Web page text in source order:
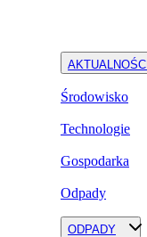
AKTUALNOŚCI
Środowisko
Technologie
Gospodarka
Odpady
ODPADY